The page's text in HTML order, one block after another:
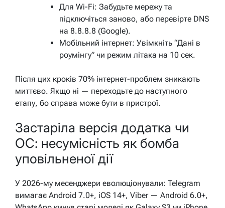
Для Wi-Fi: Забудьте мережу та
підключіться заново, або перевірте DNS
на 8.8.8.8 (Google).
Мобільний інтернет: Увімкніть “Дані в
роумінгу” чи режим літака на 10 сек.
Після цих кроків 70% інтернет-проблем зникають
миттєво. Якщо ні — переходьте до наступного
етапу, бо справа може бути в пристрої.
Застаріла версія додатка чи
ОС: несумісність як бомба
уповільненої дії
У 2026-му месенджери еволюціонували: Telegram
вимагає Android 7.0+, iOS 14+, Viber — Android 6.0+,